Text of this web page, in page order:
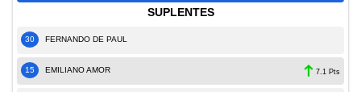
SUPLENTES
30 FERNANDO DE PAUL
15 EMILIANO AMOR 7.1 Pts